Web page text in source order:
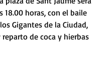
18.00 horas, con el baile
Gigantes de la Ciudad,
de coca y hierbas